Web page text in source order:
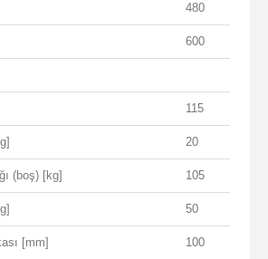
480
600
115
20
(boş) [kg] 105
50
[mm] 100